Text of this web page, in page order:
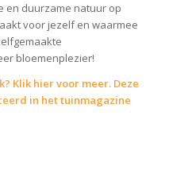
en duurzame natuur op
voor jezelf en waarmee
bloemenplezier!
Klik hier voor meer. Deze
in hettuinmagazine